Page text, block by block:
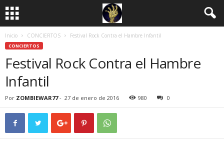
Inicio CONCIERTOS Festival Rock Contra el Hambre Infantil
CONCIERTOS
Festival Rock Contra el Hambre
Infantil
Por ZOMBIEWAR77- 27 de enero de 2016 980 0